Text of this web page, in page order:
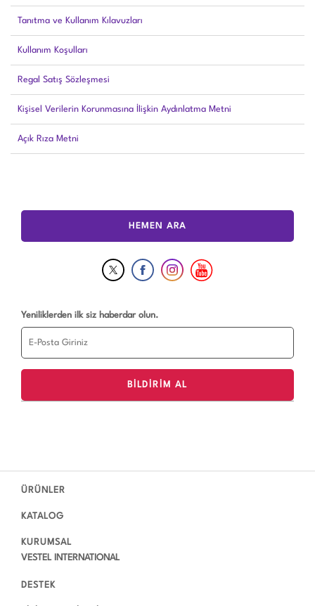
Tanıtma ve Kullanım Kılavuzları
Kullanım Koşulları
Regal Satış Sözleşmesi
Kişisel Verilerin Korunmasına İlişkin Aydınlatma Metni
Açık Rıza Metni
HEMEN ARA
Yeniliklerden ilk siz haberdar olun.
ÜRÜNLER
KATALOG
KURUMSAL
VESTEL INTERNATIONAL
DESTEK